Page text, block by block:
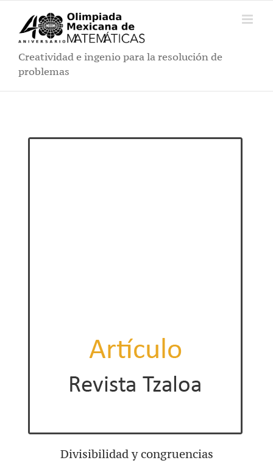
contenido
Creatividad e ingenio para la resolución de
problemas
Divisibilidad y congruencias